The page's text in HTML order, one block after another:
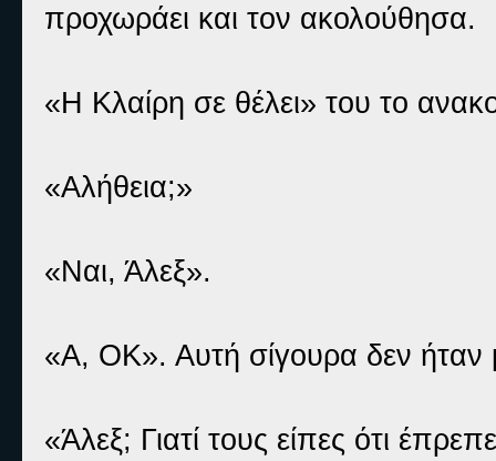
προχωράει και τον ακολούθησα.
«Η Κλαίρη σε θέλει» του το
«Αλήθεια;»
«Ναι, Άλεξ».
«Α, ΟΚ». Αυτή σίγουρα δεν ήταν
«Άλεξ; Γιατί τους είπες ότι